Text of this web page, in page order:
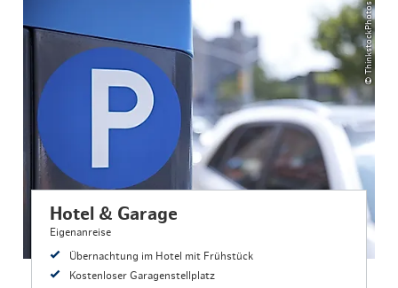
© ThinkstockPhotos
Hotel & Garage
Eigenanreise
Übernachtung im Hotel mit Frühstück
Kostenloser Garagenstellplatz